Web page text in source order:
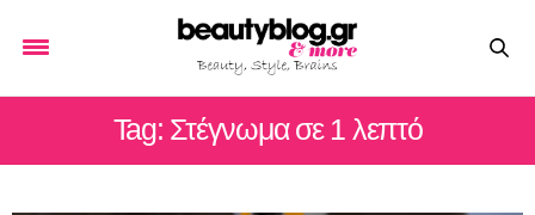
Tag: Στέγνωμα σε 1 λεπτό